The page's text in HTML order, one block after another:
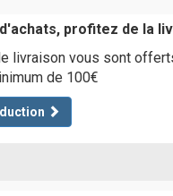
profitez de la
livraison vous sont
de 100€